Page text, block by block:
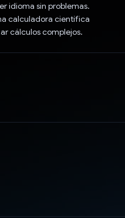
idioma sin problemas.
calculadora científica
cálculos complejos.